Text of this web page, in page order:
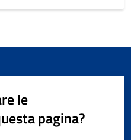
le
pagina?